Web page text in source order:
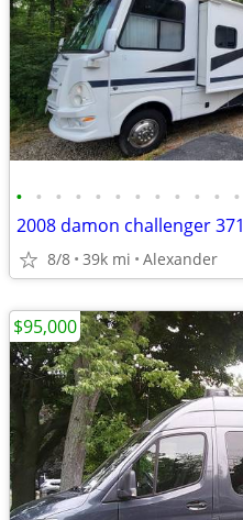
• • • • • • • • • • • •
2008 damon challenger 371
8/8 39k mi Alexander
$95,000